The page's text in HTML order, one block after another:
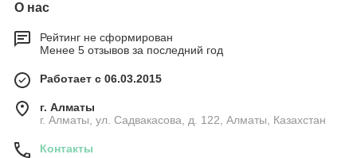
О нас
Рейтинг не сформирован
Менее 5 отзывов за последний год
Работает с 06.03.2015
г. Алматы
г. Алматы, ул. Садвакасова, д. 122, Алматы, Казахстан
Контакты